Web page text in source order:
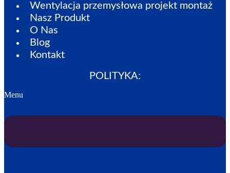
Wentylacja przemysłowa projekt montaż
Nasz Produkt
O Nas
Blog
Kontakt
POLITYKA:
Menu